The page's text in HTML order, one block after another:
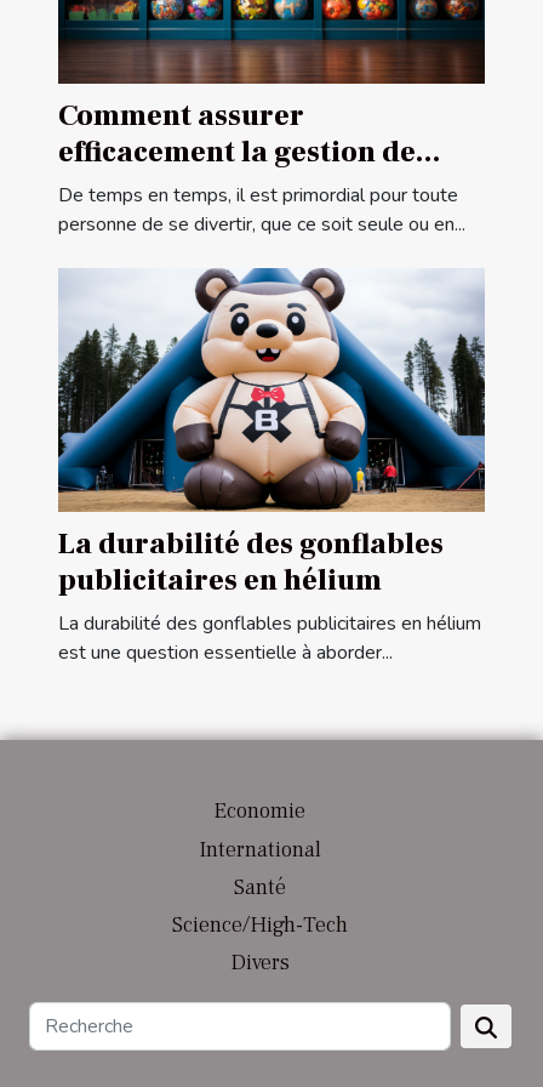
Comment assurer
efficacement la gestion de
votre centre de ludothèque ?
De temps en temps, il est primordial pour toute
personne de se divertir, que ce soit seule ou en...
La durabilité des gonflables
publicitaires en hélium
La durabilité des gonflables publicitaires en hélium
est une question essentielle à aborder...
Economie
International
Santé
Science/High-Tech
Divers